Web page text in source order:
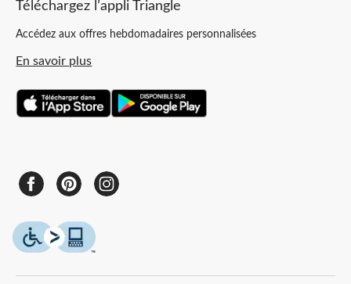
Téléchargez l’appli Triangle
Accédez aux offres hebdomadaires personnalisées
En savoir plus